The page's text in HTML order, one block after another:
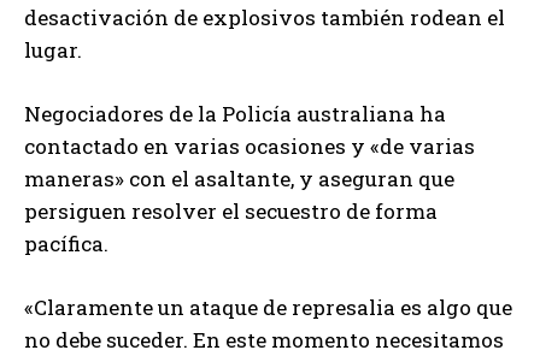
desactivación de explosivos también rodean el
lugar.
Negociadores de la Policía australiana ha
contactado en varias ocasiones y «de varias
maneras» con el asaltante, y aseguran que
persiguen resolver el secuestro de forma
pacífica.
«Claramente un ataque de represalia es algo que
no debe suceder. En este momento necesitamos